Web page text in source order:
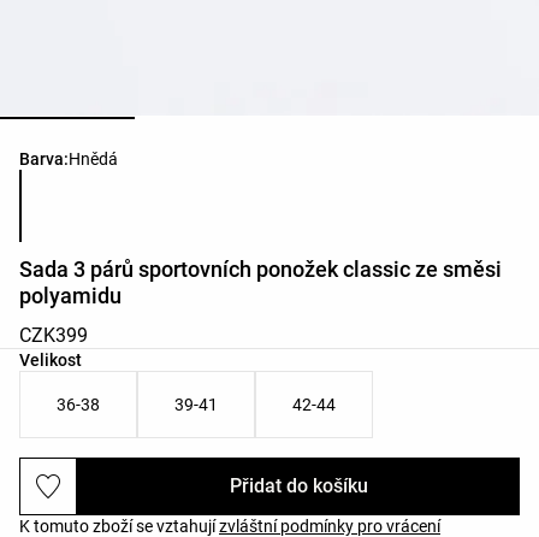
Barva:Hnědá
Seznam barev produktu
Sada 3 párů sportovních ponožek classic ze směsi
polyamidu
CZK399
Velikost
Seznam velikostí produktu
36-38 39-41 42-44
Přidat do košíku
K tomuto zboží se vztahujízvláštní podmínky pro vrácení